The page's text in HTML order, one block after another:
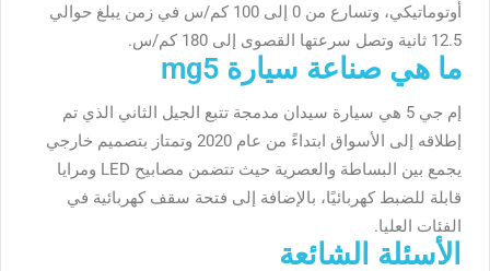
أوتوماتيكي، وتسارع من 0 إلى 100 كم/س في زمن يبلغ حوالي
12.5 ثانية وتصل سرعتها القصوى إلى 180 كم/س.
ما هي صناعة سيارة mg5
إم جي 5 هي سيارة سيدان مدمجة تتبع الجيل الثاني الذي تم
إطلاقه إلى الأسواق ابتداءً من عام 2020 وتمتاز بتصميم خارجي
يجمع بين البساطة والعصرية حيث تتضمن مصابيح LED ومرايا
قابلة للضبط كهربائيًا، بالإضافة إلى فتحة سقف كهربائية في
الفئات العليا.
الأسئلة الشائعة